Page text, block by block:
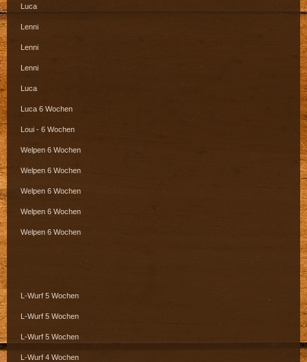
Luca
Lenni
Lenni
Lenni
Luca
Luca 6 Wochen
Loui - 6 Wochen
Welpen 6 Wochen
Welpen 6 Wochen
Welpen 6 Wochen
Welpen 6 Wochen
Welpen 6 Wochen
L-Wurf 5 Wochen
L-Wurf 5 Wochen
L-Wurf 5 Wochen
L-Wurf 4 Wochen